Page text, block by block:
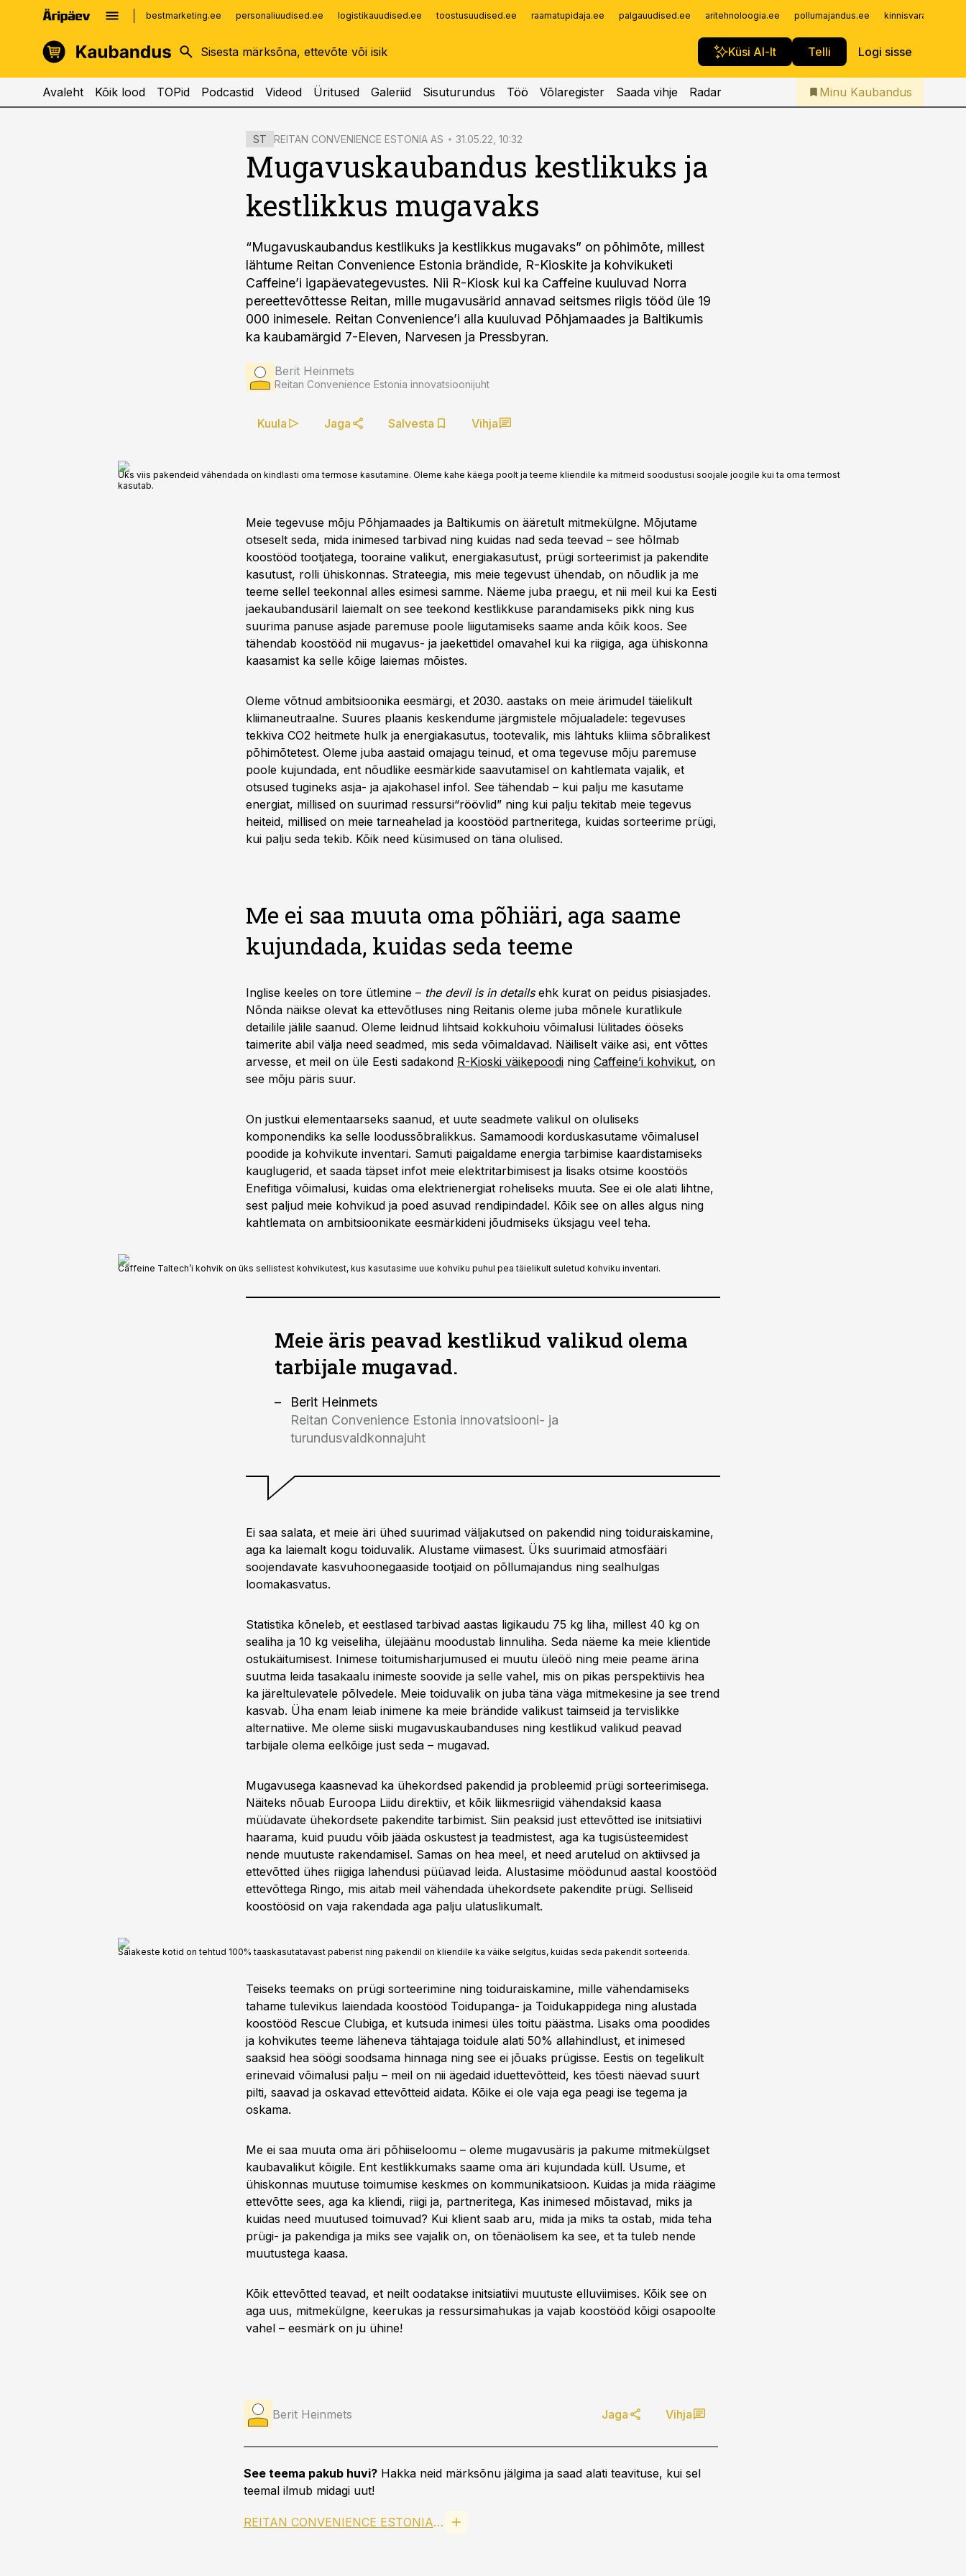
bestmarketing.ee personaliuudised.ee logistikauudised.ee toostusuudised.ee raamatupidaja.ee palgauudised.ee aritehnoloogia.ee pollumajandus.ee
Küsi AI-lt Telli Logi sisse
kinnisvarauudised.ee
logistikauudised.ee
imelineajalugu.ee
Infopank
Iseteenindus
Telli Kaubandus
Avaleht Kõik lood TOPid Podcastid Videod Üritused Galeriid Sisuturundus Töö Võlaregister Saada vihje Radar Minu Kaubandus
ST REITAN CONVENIENCE ESTONIA AS 31.05.22, 10:32
Mugavuskaubandus kestlikuks ja
kestlikkus mugavaks
“Mugavuskaubandus kestlikuks ja kestlikkus mugavaks” on põhimõte, millest
lähtume Reitan Convenience Estonia brändide, R-Kioskite ja kohvikuketi
Caffeine’i iga­päe­­va­­tegevustes. Nii R-Kiosk kui ka Caffeine kuuluvad Norra
pereettevõttesse Reitan, mille mugavusärid annavad seits­mes riigis tööd üle 19
000 inimesele. Reitan Convenience’i alla kuuluvad Põhjamaades ja Baltikumis
ka kaubamärgid 7-Eleven, Narvesen ja Pressbyran.
Berit Heinmets
Reitan Convenience Estonia innovatsioonijuht
Kuula Jaga Salvesta Vihja
Üks viis pakendeid vähendada on kindlasti oma termose kasutamine. Oleme kahe käega poolt ja teeme kliendile ka mitmeid soodustusi soojale joogile kui ta oma termost
kasutab.
Meie tegevuse mõju Põhjamaades ja Baltikumis on ääretult mitmekülgne. Mõjutame
otseselt seda, mida inimesed tarbivad ning kuidas nad seda teevad – see hõlmab
koostööd tootjatega, tooraine valikut, energiakasutust, prügi sorteerimist ja pakendite
kasutust, rolli ühiskonnas. Strateegia, mis meie tegevust ühendab, on nõudlik ja me
teeme sellel teekonnal alles esimesi samme. Näeme juba praegu, et nii meil kui ka Eesti
jaekaubandusäril laiemalt on see teekond kestlikkuse parandamiseks pikk ning kus
suurima panuse asjade paremuse poole liigutamiseks saame anda kõik koos. See
tähendab koostööd nii mugavus- ja jaekettidel omavahel kui ka riigiga, aga ühiskonna
kaasamist ka selle kõige laiemas mõistes.
Oleme võtnud ambitsioonika eesmärgi, et 2030. aastaks on meie ärimudel täielikult
kliimaneutraalne. Suures plaanis keskendume järgmistele mõjualadele: tegevuses
tekkiva CO2 heitmete hulk ja energiakasutus, tootevalik, mis lähtuks kliima sõbralikest
põhimõtetest. Oleme juba aastaid omajagu teinud, et oma tegevuse mõju paremuse
poole kujundada, ent nõudlike eesmärkide saavutamisel on kahtlemata vajalik, et
otsused tugineks asja- ja ajakohasel infol. See tähendab – kui palju me kasutame
energiat, millised on suurimad ressursi“röövlid” ning kui palju tekitab meie tegevus
heiteid, millised on meie tarneahelad ja koostööd partneritega, kuidas sorteerime prügi,
kui palju seda tekib. Kõik need küsimused on täna olulised.
Me ei saa muuta oma põhiäri, aga saame
kujundada, kuidas seda teeme
Inglise keeles on tore ütlemine – the devil is in detailsehk kurat on peidus pisiasjades.
Nõnda näikse olevat ka ettevõtluses ning Reitanis oleme juba mõnele kuratlikule
detailile jälile saanud. Oleme leidnud lihtsaid kokkuhoiu võimalusi lülitades ööseks
taimerite abil välja need seadmed, mis seda võimaldavad. Näiliselt väike asi, ent võttes
arvesse, et meil on üle Eesti sadakond R-Kioski väikepoodi ning Caffeine’i kohvikut, on
see mõju päris suur.
On justkui elementaarseks saanud, et uute seadmete valikul on oluliseks
komponendiks ka selle loodussõbralikkus. Samamoodi korduskasutame võimalusel
poodide ja kohvikute inventari. Samuti paigaldame energia tarbimise kaardistamiseks
kauglugerid, et saada täpset infot meie elektritarbimisest ja lisaks otsime koostöös
Enefitiga võimalusi, kuidas oma elektrienergiat roheliseks muuta. See ei ole alati lihtne,
sest paljud meie kohvikud ja poed asuvad rendipindadel. Kõik see on alles algus ning
kahtlemata on ambitsioonikate eesmärkideni jõudmiseks üksjagu veel teha.
Caffeine Taltech’i kohvik on üks sellistest kohvikutest, kus kasutasime uue kohviku puhul pea täielikult suletud kohviku inventari.
Meie äris peavad kestlikud valikud olema
tarbijale mugavad.
Berit Heinmets
Reitan Convenience Estonia innovatsiooni- ja
turundusvaldkonnajuht
Ei saa salata, et meie äri ühed suurimad väljakutsed on pakendid ning toiduraiskamine,
aga ka laiemalt kogu toiduvalik. Alustame viimasest. Üks suurimaid atmosfääri
soojendavate kasvuhoonegaaside tootjaid on põllumajandus ning sealhulgas
loomakasvatus.
Statistika kõneleb, et eestlased tarbivad aastas ligikaudu 75 kg liha, millest 40 kg on
sealiha ja 10 kg veiseliha, ülejäänu moodustab linnuliha. Seda näeme ka meie klientide
ostukäitumisest. Inimese toitumisharjumused ei muutu üleöö ning meie peame ärina
suutma leida tasakaalu inimeste soovide ja selle vahel, mis on pikas perspektiivis hea
ka järeltulevatele põlvedele. Meie toiduvalik on juba täna väga mitmekesine ja see trend
kasvab. Üha enam leiab inimene ka meie brändide valikust taimseid ja tervislikke
alternatiive. Me oleme siiski mugavuskaubanduses ning kestlikud valikud peavad
tarbijale olema eelkõige just seda – mugavad.
Mugavusega kaasnevad ka ühekordsed pakendid ja probleemid prügi sorteerimisega.
Näiteks nõuab Euroopa Liidu direktiiv, et kõik liikmesriigid vähendaksid kaasa
müüdavate ühekordsete pakendite tarbimist. Siin peaksid just ettevõtted ise initsiatiivi
haarama, kuid puudu võib jääda oskustest ja teadmistest, aga ka tugisüsteemidest
nende muutuste rakendamisel. Samas on hea meel, et need arutelud on aktiivsed ja
ettevõtted ühes riigiga lahendusi püüavad leida. Alustasime möödunud aastal koostööd
ettevõttega Ringo, mis aitab meil vähendada ühekordsete pakendite prügi. Selliseid
koostöösid on vaja rakendada aga palju ulatuslikumalt.
Saiakeste kotid on tehtud 100% taaskasutatavast paberist ning pakendil on kliendile ka väike selgitus, kuidas seda pakendit sorteerida.
Teiseks teemaks on prügi sorteerimine ning toiduraiskamine, mille vähendamiseks
tahame tulevikus laiendada koostööd Toidupanga- ja Toidukappidega ning alustada
koostööd Rescue Clubiga, et kutsuda inimesi üles toitu päästma. Lisaks oma poodides
ja kohvikutes teeme läheneva tähtajaga toidule alati 50% allahindlust, et inimesed
saaksid hea söögi soodsama hinnaga ning see ei jõuaks prügisse. Eestis on tegelikult
erinevaid võimalusi palju – meil on nii ägedaid iduettevõtteid, kes tõesti näevad suurt
pilti, saavad ja oskavad ettevõtteid aidata. Kõike ei ole vaja ega peagi ise tegema ja
oskama.
Me ei saa muuta oma äri põhiiseloomu – oleme mugavusäris ja pakume mitmekülgset
kaubavalikut kõigile. Ent kestlikkumaks saame oma äri kujundada küll. Usume, et
ühiskonnas muutuse toimumise keskmes on kommunikatsioon. Kuidas ja mida räägime
ettevõtte sees, aga ka kliendi, riigi ja, partneritega, Kas inimesed mõistavad, miks ja
kuidas need muutused toimuvad? Kui klient saab aru, mida ja miks ta ostab, mida teha
prügi- ja pakendiga ja miks see vajalik on, on tõenäolisem ka see, et ta tuleb nende
muutustega kaasa.
Kõik ettevõtted teavad, et neilt oodatakse initsiatiivi muutuste elluviimises. Kõik see on
aga uus, mitmekülgne, keerukas ja ressursimahukas ja vajab koostööd kõigi osapoolte
vahel – eesmärk on ju ühine!
Berit Heinmets Jaga Vihja
See teema pakub huvi? Hakka neid märksõnu jälgima ja saad alati teavituse, kui sel
teemal ilmub midagi uut!
REITAN CONVENIENCE ESTONIA AS